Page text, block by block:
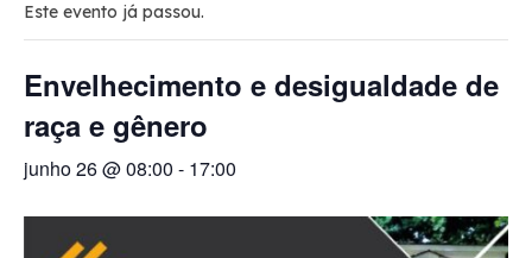
Este evento já passou.
Envelhecimento e desigualdade de
raça e gênero
junho 26 @ 08:00 - 17:00